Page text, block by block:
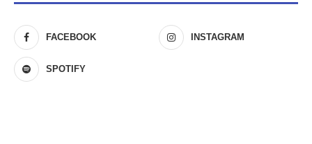
FACEBOOK INSTAGRAM
SPOTIFY